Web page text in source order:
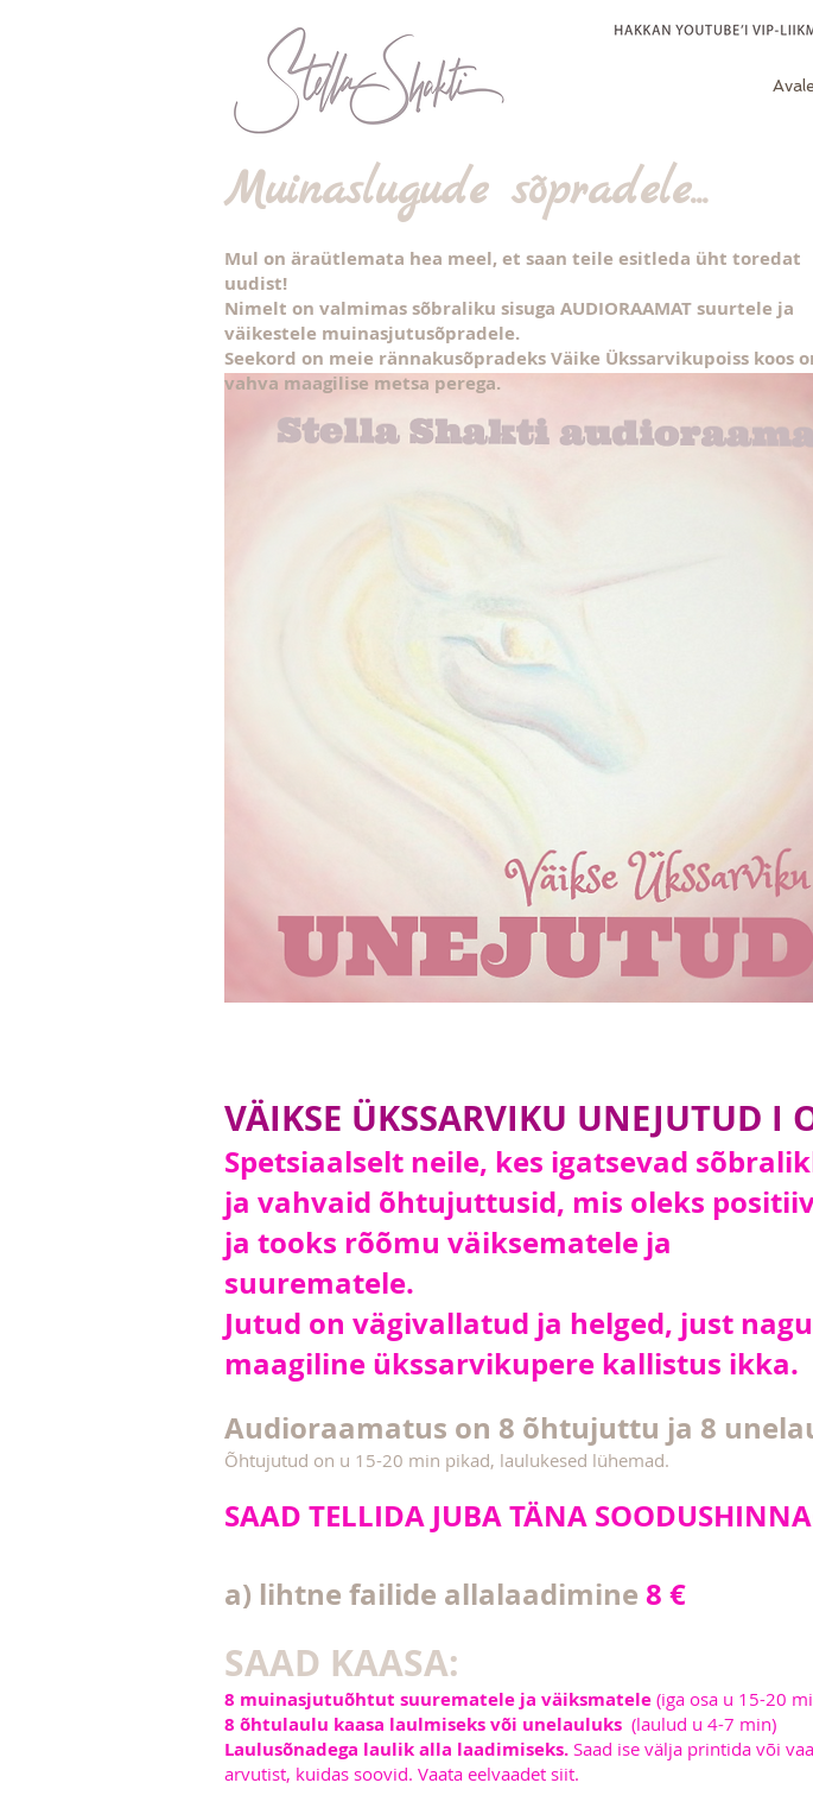
Muinaslugude sõpradele...
Mul on äraütlemata hea meel, et saan teile esitleda üht toredat
uudist!
Nimelt on valmimas sõbraliku sisuga AUDIORAAMAT suurtele ja
väikestele muinasjutusõpradele.
Seekord on meie rännakusõpradeks Väike Ükssarvikupoiss koos
vahva maagilise metsa perega.
VÄIKSE ÜKSSARVIKU UNEJUTUD I
Spetsiaalselt neile, kes igatsevad
ja vahvaid õhtujuttusid, mis oleks
ja tooks rõõmu väiksematele ja
suurematele.
Jutud on vägivallatud ja helged, just nagu
maagiline ükssarvikupere kallistus ikka.
Audioraamatus on 8 õhtujuttu ja 8
Õhtujutud on u 15-20 min pikad, laulukesed lühemad.
SAAD TELLIDA JUBA TÄNA
a) lihtne failide allalaadimine 8 €
SAAD KAASA:
8 muinasjutuõhtut suurematele ja väiksmatele (iga osa u 15-20
8 õhtulaulu kaasa laulmiseks või unelauluks (laulud u 4-7 min)
Laulusõnadega laulik alla laadimiseks. Saad ise välja printida või
arvutist, kuidas soovid. Vaata eelvaadet siit.